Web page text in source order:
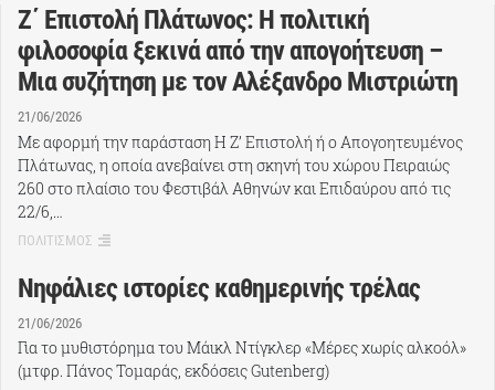
Ζ΄ Επιστολή Πλάτωνος: Η πολιτική
φιλοσοφία ξεκινά από την απογοήτευση –
Μια συζήτηση με τον Αλέξανδρο Μιστριώτη
21/06/2026
Με αφορμή την παράσταση Η Ζ’ Επιστολή ή ο Απογοητευμένος
Πλάτωνας, η οποία ανεβαίνει στη σκηνή του χώρου Πειραιώς
260 στο πλαίσιο του Φεστιβάλ Αθηνών και Επιδαύρου από τις
22/6,…
ΠΟΛΙΤΙΣΜΟΣ
Νηφάλιες ιστορίες καθημερινής τρέλας
21/06/2026
Για το μυθιστόρημα του Μάικλ Ντίγκλερ «Μέρες χωρίς αλκοόλ»
(μτφρ. Πάνος Τομαράς, εκδόσεις Gutenberg)